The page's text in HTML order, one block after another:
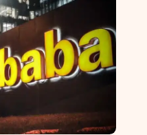
Įmonės
Žemės ūkis
Technologijos
Laisvalaikis